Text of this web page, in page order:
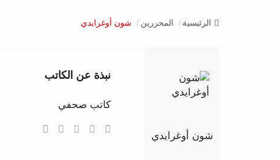
الرئيسية المحررين شون أوغرايدي
شون أوغرايدي
نبذة عن الكاتب
كاتب صحفي